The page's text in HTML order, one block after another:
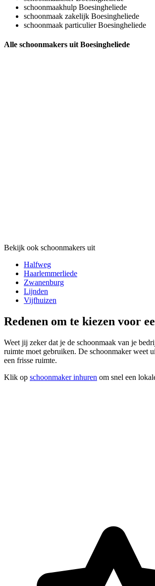
schoonmaakhulp Boesingheliede
schoonmaak zakelijk Boesingheliede
schoonmaak particulier Boesingheliede
Alle schoonmakers uit Boesingheliede
Bekijk ook schoonmakers uit
Halfweg
Haarlemmerliede
Zwanenburg
Lijnden
Vijfhuizen
Redenen om te kiezen voor
Weet jij zeker dat je de schoonmaak van je
ruimte moet gebruiken. De schoonmaker weet
een frisse ruimte.
Klik op schoonmaker inhuren om snel een